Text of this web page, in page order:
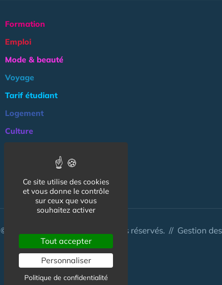
Formation
Emploi
Mode & beauté
Voyage
Tarif étudiant
Logement
Culture
NOS AUTRES SITES :
© CapCampus 2026 - Tous droits réservés. // Gestion des
Ce site utilise des cookies
et vous donne le contrôle
sur ceux que vous
souhaitez activer
Tout accepter
Personnaliser
Politique de confidentialité